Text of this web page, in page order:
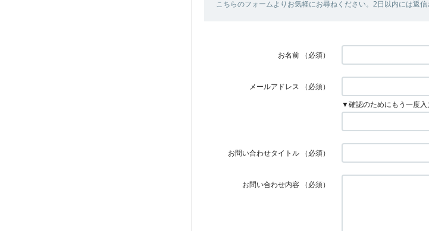
こちらのフォームよりお気軽にお尋ねください。2日以内には返信
お名前 （必須）
メールアドレス
（必須）
▼確認のためにもう一度入
お問い合わせタイトル （必須）
お問い合わせ内容 （必須）